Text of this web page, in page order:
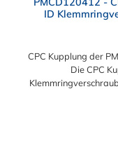
ID
CPC Kupplung der
Die CPC
ist aus EPDM.